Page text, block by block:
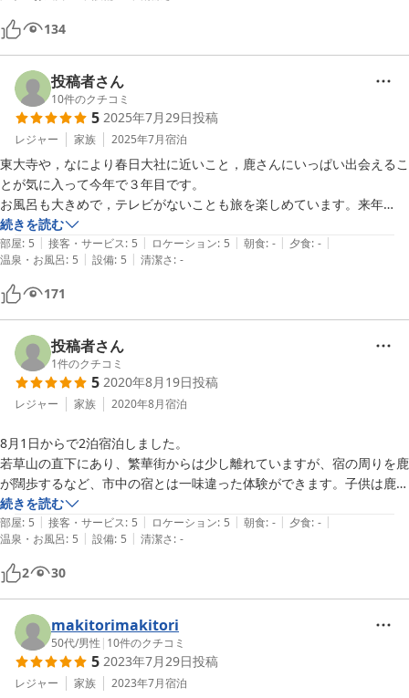
参拝出来たのは素晴らしい思い出となりました。
134
投稿者さん
10件のクチコミ
5 2025年7月29日投稿
レジャー 家族 2025年7月宿泊
東大寺や，なにより春日大社に近いこと，鹿さんにいっぱい出会えるこ
とが気に入って今年で３年目です。
お風呂も大きめで，テレビがないことも旅を楽しめています。来年
も・・・と家族で話しています。
続きを読む
部屋: 5 | 接客・サービス: 5 | ロケーション: 5 | 朝食: - | 夕食: - |
温泉・お風呂: 5 | 設備: 5 | 清潔さ: -
171
投稿者さん
1件のクチコミ
5 2020年8月19日投稿
レジャー 家族 2020年8月宿泊
8月1日からで2泊宿泊しました。
若草山の直下にあり、繁華街からは少し離れていますが、宿の周りを鹿
が闊歩するなど、市中の宿とは一味違った体験ができます。子供は鹿を
間近に見ることができて大喜びでした。春日大社・二月堂/三月堂は朝
夕のお散歩圏内です。
元々は古い建物のようですが、部屋の設備は新しく、ダブルベッド＋シ
ングル or ロフトベッドにキッチン、バス（浴室乾燥機能付き）、トイ
レ付。3人家族で滞在するには十分です。駐車場は対面の土産物屋さん
で、1泊1000円でお借りすることができました。
また奈良を訪れる際には、また利用させていただきたいと思います。
続きを読む
部屋: 5 | 接客・サービス: 5 | ロケーション: 5 | 朝食: - | 夕食: - |
温泉・お風呂: 5 | 設備: 5 | 清潔さ: -
2 30
makitorimakitori
50代/男性 | 10件のクチコミ
5 2023年7月29日投稿
レジャー 家族 2023年7月宿泊